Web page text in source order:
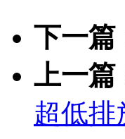
下一篇
上一篇
超低排